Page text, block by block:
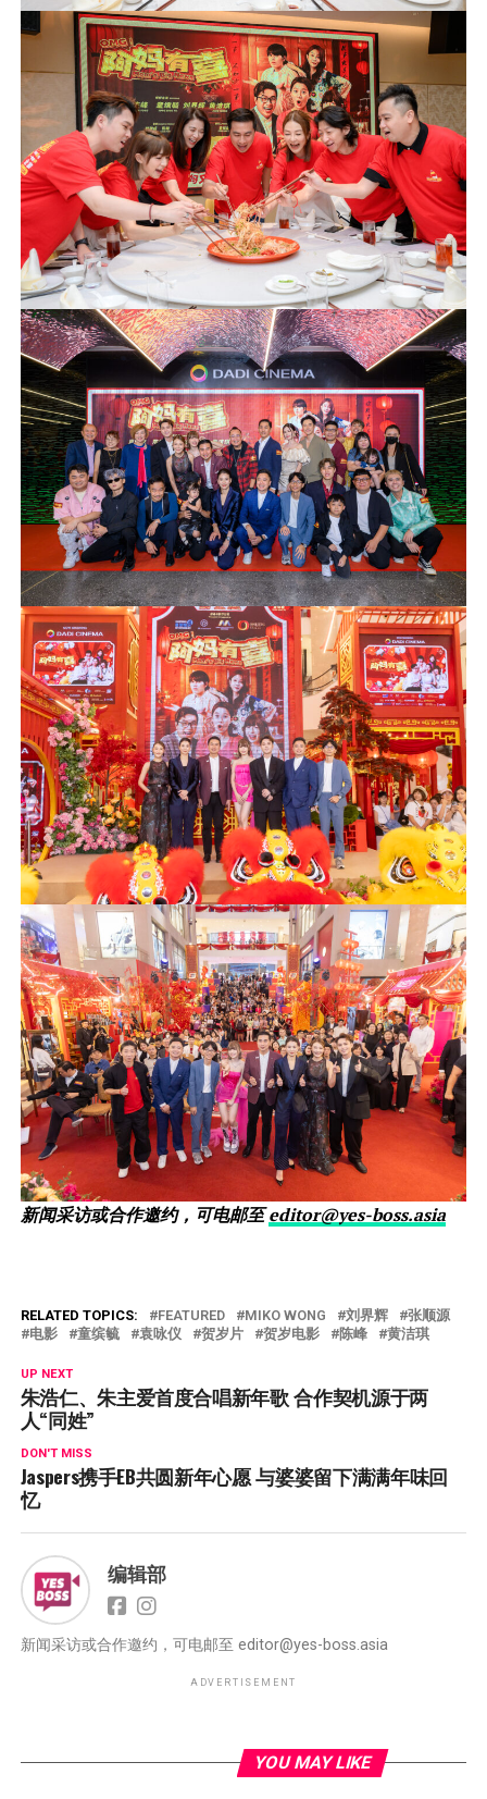
新闻采访或合作邀约，可电邮至editor@yes-boss.asia
RELATED TOPICS: FEATURED MIKO WONG 刘界辉
张顺源
电影
童缤毓 袁咏仪 贺岁片 贺岁电影 陈峰 黄洁琪
UP NEXT
朱浩仁、朱主爱首度合唱新年歌 合作契机源于两
人“同姓”
DON'T MISS
Jaspers携手EB共圆新年心愿 与婆婆留下满满年味回
忆
编辑部
新闻采访或合作邀约，可电邮至 editor@yes-boss.asia
ADVERTISEMENT
YOU MAY LIKE